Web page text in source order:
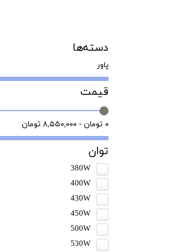
دسته‌ها
پاور
قیمت
۰ تومان - ۸,۵۵۰,۰۰۰ تومان
توان
380W
400W
430W
450W
500W
530W